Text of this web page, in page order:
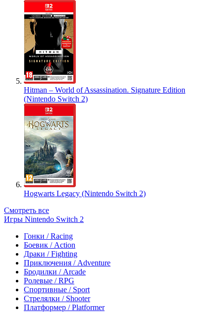
Hitman – World of Assassination. Signature Edition
(Nintendo Switch 2)
Hogwarts Legacy (Nintendo Switch 2)
Смотреть все
Игры Nintendo Switch 2
Гонки / Racing
Боевик / Action
Драки / Fighting
Приключения / Adventure
Бродилки / Arcade
Ролевые / RPG
Спортивные / Sport
Стрелялки / Shooter
Платформер / Platformer